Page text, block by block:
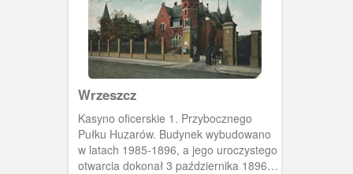
Wrzeszcz
Kasyno oficerskie 1. Przybocznego
Pułku Huzarów. Budynek wybudowano
w latach 1985-1896, a jego uroczystego
otwarcia dokonał 3 października 1896